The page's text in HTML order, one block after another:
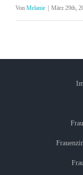
VonMelanie März 29th,